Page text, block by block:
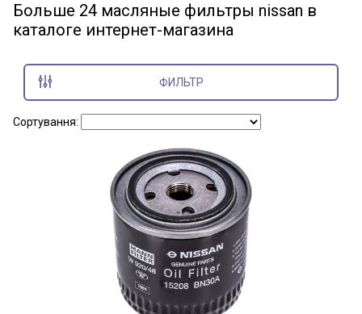
Great Wall
Hummer
Tesla
Показать все марки
Больше 24 масляные фильтры nissan в
каталоге интернет-магазина
ФИЛЬТР
Сортування: